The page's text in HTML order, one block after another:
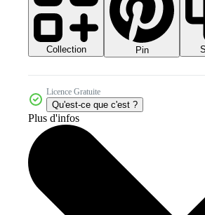
Collection Pin
Licence Gratuite
Qu'est-ce que c'est ?
Plus d'infos